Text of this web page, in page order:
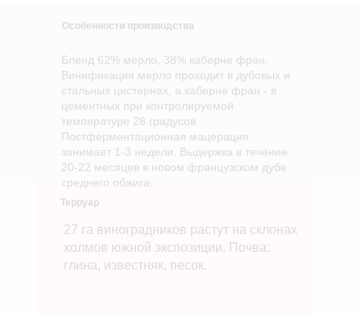
Особенности производства
Бленд 62% мерло, 38% каберне фран.
Винификация мерло проходит в дубовых и
стальных цистернах, а каберне фран - в
цементных при контролируемой
температуре 28 градусов.
Постферментационная мацерация
занимает 1-3 недели. Выдержка в течение
20-22 месяцев в новом французском дубе
среднего обжига.
Терруар
27 га виноградников растут на склонах
холмов южной экспозиции. Почва:
глина, известняк, песок.